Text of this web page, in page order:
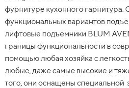
фурнитуре кухонного гарнитура.
функциональных вариантов
лифтовые подъемники BLUM
границы функциональности в
помощью любая хозяйка с
любые, даже самые высокие и
того, они оснащены специальной